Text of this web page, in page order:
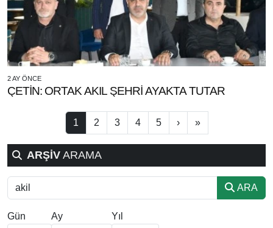
2 AY ÖNCE
ÇETİN: ORTAK AKIL ŞEHRİ AYAKTA TUTAR
1 2 3 4 5 › »
ARŞİV ARAMA
ARA
Gün Ay Yıl